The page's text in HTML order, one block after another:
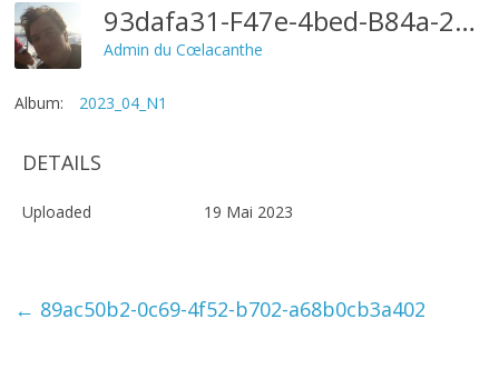
93dafa31-F47e-4bed-B84a-2472a4b3c621
Admin du Cœlacanthe
Album: 2023_04_N1
DETAILS
Uploaded 19 Mai 2023
← 89ac50b2-0c69-4f52-b702-a68b0cb3a402